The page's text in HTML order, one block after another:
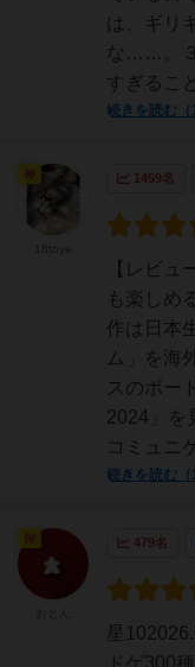
は、ギリ
な……。３
すぎるこ
続きを読む（
1459名
【レビュ
も楽しめ
作は日本
ム」を海
スのボー
2024」を
コミュニ
続きを読む（
神
479名
星
ドゲ300
神